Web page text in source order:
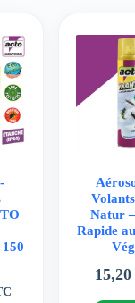
Natur
Rapide
15,20